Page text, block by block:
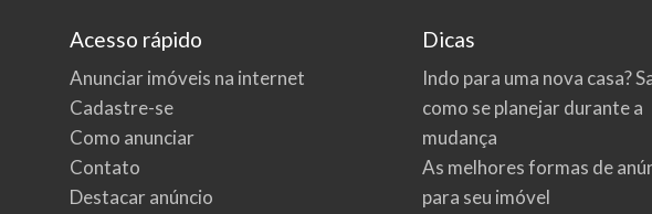
Acesso rápido
Anunciar imóveis na internet
Cadastre-se
Como anunciar
Contato
Destacar anúncio
Dicas
Indo para uma nova casa?
como se planejar durante a
mudança
As melhores formas de
para seu imóvel